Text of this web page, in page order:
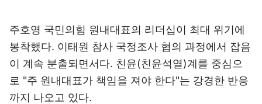
주호영 국민의힘 원내대표의 리더십이 최대 위기에
봉착했다. 이태원 참사 국정조사 협의 과정에서 잡음
이 계속 분출되면서다. 친윤(친윤석열)계를 중심으
로 "주 원내대표가 책임을 져야 한다"는 강경한 반응
까지 나오고 있다.